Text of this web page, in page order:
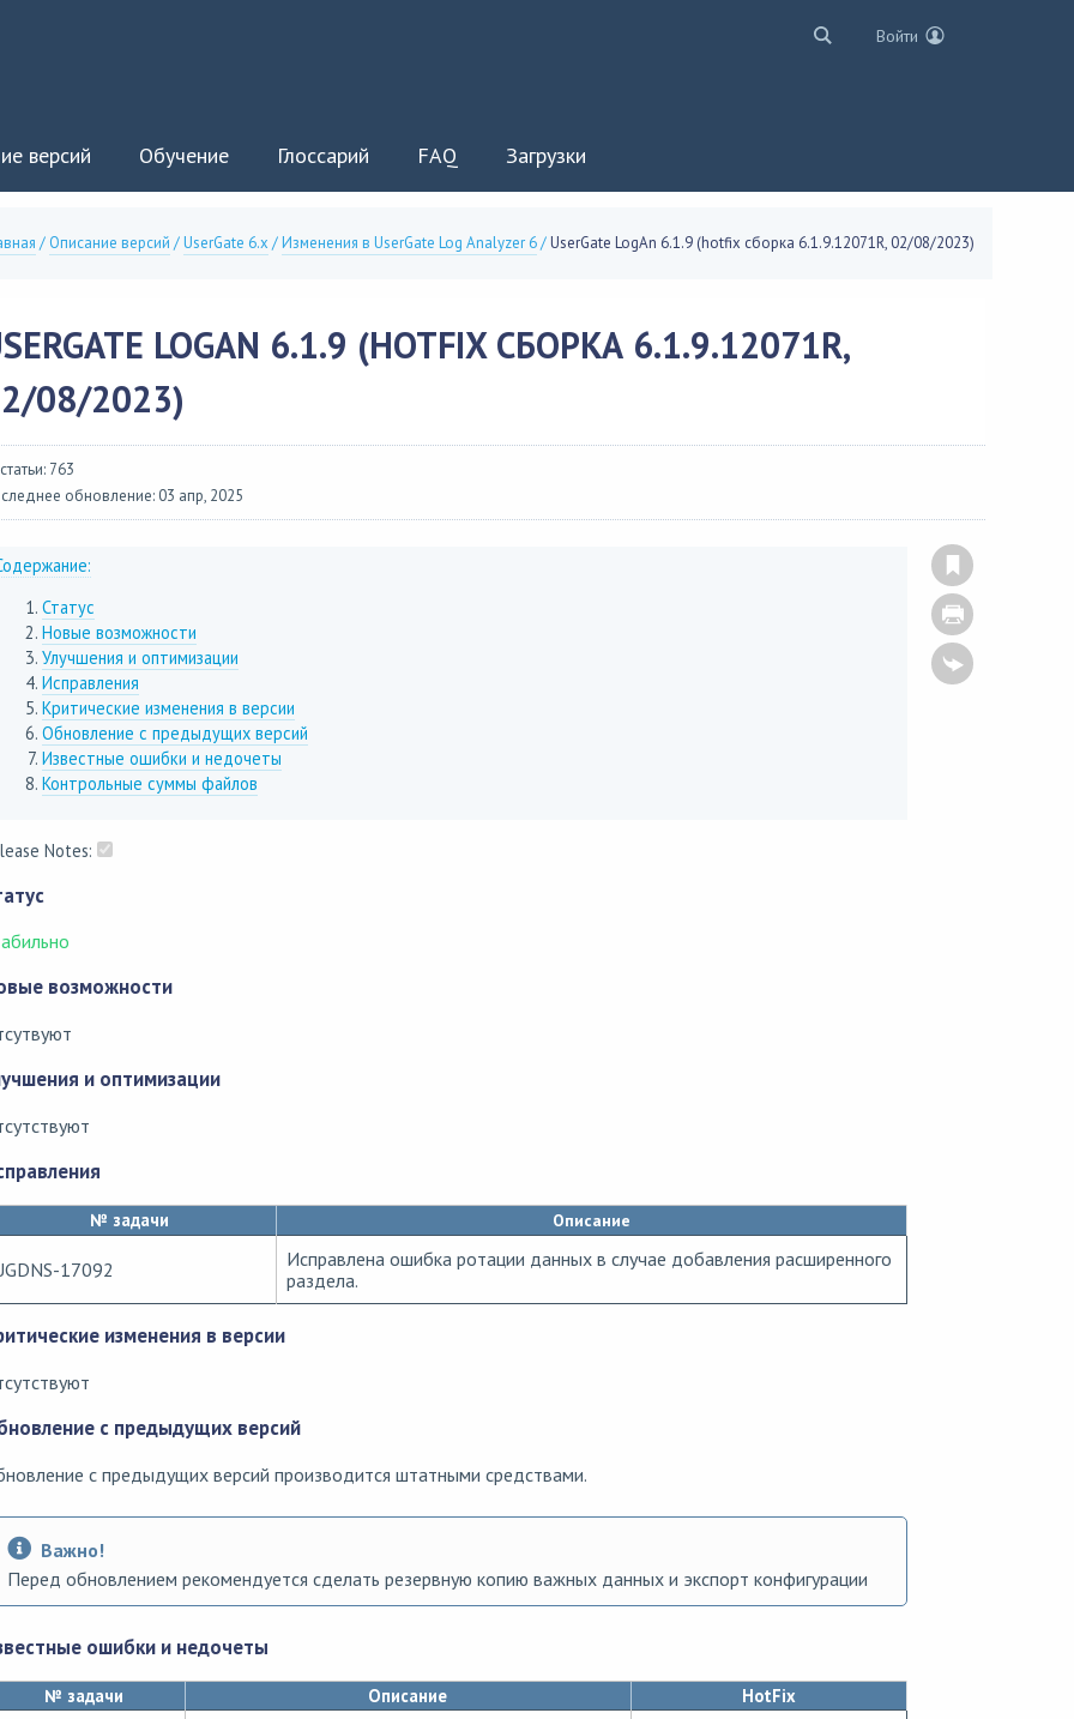
Войти
версий Обучение Глоссарий FAQ Загрузки
/ Описание версий /UserGate 6.x /Изменения в UserGate Log Analyzer 6/UserGate LogAn 6.1.9 (hotfix сборка 6.1.9.12071R, 02/08/2023)
LOGAN 6.1.9 (HOTFIX СБОРКА 6.1.9.12071R,
08/2023)
763
обновление: 03 апр, 2025
Статус
Новые возможности
Улучшения и оптимизации
Исправления
Критические изменения в версии
Обновление с предыдущих версий
Известные ошибки и недочеты
Контрольные суммы файлов
Notes:
возможности
и оптимизации
№ задачи Описание
17092
Исправлена ошибка ротации данных в случае добавления расширенного
раздела.
изменения в версии
с предыдущих версий
с предыдущих версий производится штатными средствами.
Важно!
Перед обновлением рекомендуется сделать резервную копию важных данных и экспорт конфигурации
ошибки и недочеты
№ задачи Описание HotFix